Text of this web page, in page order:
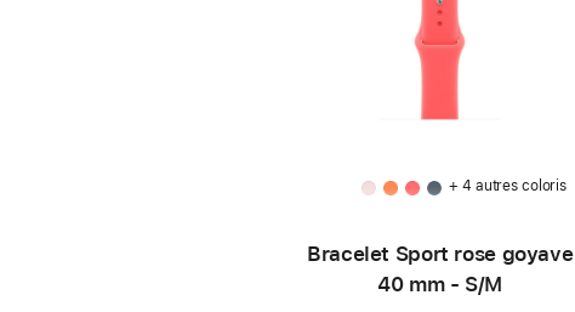
+ 4 autres coloris
Bracelet Sport rose goyave
40 mm - S/M